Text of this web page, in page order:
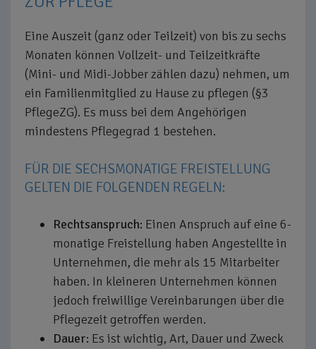
Eine Auszeit (ganz oder Teilzeit) von bis zu sechs
Monaten können Vollzeit- und Teilzeitkräfte
(Mini- und Midi-Jobber zählen dazu) nehmen, um
ein Familienmitglied zu Hause zu pflegen (§3
PflegeZG). Es muss bei dem Angehörigen
mindestens Pflegegrad 1 bestehen.
FÜR DIE SECHSMONATIGE FREISTELLUNG
GELTEN DIE FOLGENDEN REGELN:
Rechtsanspruch: Einen Anspruch auf eine 6-
monatige Freistellung haben Angestellte in
Unternehmen, die mehr als 15 Mitarbeiter
haben. In kleineren Unternehmen können
jedoch freiwillige Vereinbarungen über die
Pflegezeit getroffen werden.
Dauer: Es ist wichtig, Art, Dauer und Zweck